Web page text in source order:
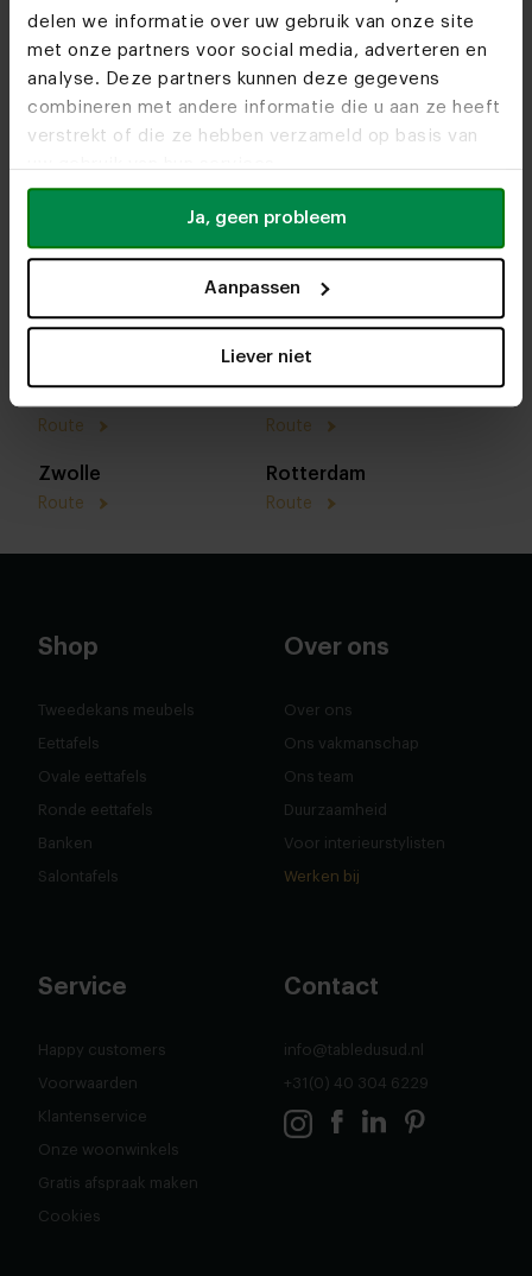
delen we informatie over uw gebruik van onze site
met onze partners voor social media, adverteren en
analyse. Deze partners kunnen deze gegevens
combineren met andere informatie die u aan ze heeft
verstrekt of die ze hebben verzameld op basis van
Ja, geen probleem
Aanpassen
Liever niet
Ontdek alles over onze showrooms.
Route Route
Zwolle
Route
Rotterdam
Route
Shop
Tweedekans meubels
Eettafels
Ovale eettafels
Ronde eettafels
Banken
Salontafels
Over ons
Over ons
Ons vakmanschap
Ons team
Duurzaamheid
Voor interieurstylisten
Werken bij
Service
Happy customers
Voorwaarden
Klantenservice
Onze woonwinkels
Gratis afspraak maken
Cookies
Contact
info@tabledusud.nl
+31(0) 40 304 6229